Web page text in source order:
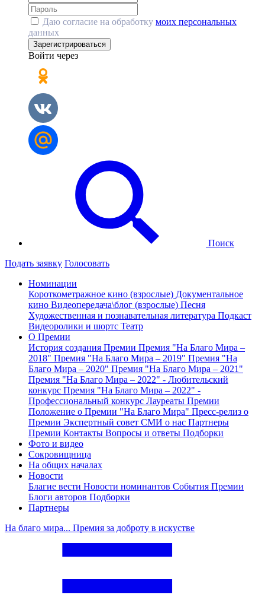
Даю согласие на обработку моих персональных
данных
Зарегистрироваться
Войти через
Поиск
Подать заявку Голосовать
Номинации
Короткометражное кино (взрослые) Документальное
кино Видеопередача\блог (взрослые) Песня
Художественная и познавательная литература Подкаст
Видеоролики и шортс Театр
О Премии
История создания Премии Премия "На Благо Мира –
2018" Премия "На Благо Мира – 2019" Премия "На
Благо Мира – 2020" Премия "На Благо Мира – 2021"
Премия "На Благо Мира – 2022" - Любительский
конкурс Премия "На Благо Мира – 2022" -
Профессиональный конкурс Лауреаты Премии
Положение о Премии "На Благо Мира" Пресс-релиз о
Премии Экспертный совет СМИ о нас Партнеры
Премии Контакты Вопросы и ответы Подборки
Фото и видео
Сокровищница
На общих началах
Новости
Благие вести Новости номинантов События Премии
Блоги авторов Подборки
Партнеры
На благо мира... Премия за доброту в искустве